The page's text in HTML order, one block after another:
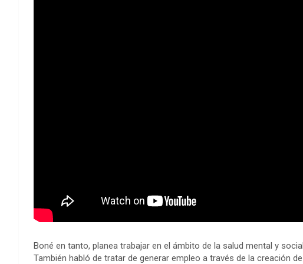
Boné en tanto, planea trabajar en el ámbito de la salud mental y
También habló de tratar de generar empleo a través de la creación